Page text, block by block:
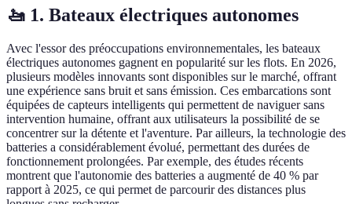
🚤 1. Bateaux électriques autonomes
Avec l'essor des préoccupations environnementales, les bateaux
électriques autonomes gagnent en popularité sur les flots. En 2026,
plusieurs modèles innovants sont disponibles sur le marché, offrant
une expérience sans bruit et sans émission. Ces embarcations sont
équipées de capteurs intelligents qui permettent de naviguer sans
intervention humaine, offrant aux utilisateurs la possibilité de se
concentrer sur la détente et l'aventure. Par ailleurs, la technologie des
batteries a considérablement évolué, permettant des durées de
fonctionnement prolongées. Par exemple, des études récents
montrent que l'autonomie des batteries a augmenté de 40 % par
rapport à 2025, ce qui permet de parcourir des distances plus